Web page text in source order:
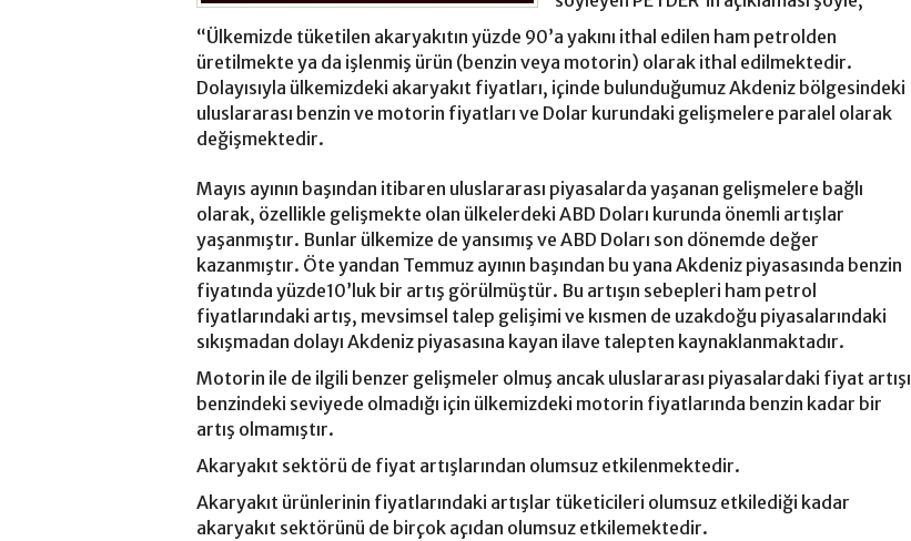
“Ülkemizde tüketilen akaryakıtın yüzde 90’a yakını ithal edilen ham petrolden
üretilmekte ya da işlenmiş ürün (benzin veya motorin) olarak ithal edilmektedir.
Dolayısıyla ülkemizdeki akaryakıt fiyatları, içinde bulunduğumuz Akdeniz bölgesindeki
uluslararası benzin ve motorin fiyatları ve Dolar kurundaki gelişmelere paralel olarak
değişmektedir.
Mayıs ayının başından itibaren uluslararası piyasalarda yaşanan gelişmelere bağlı
olarak, özellikle gelişmekte olan ülkelerdeki ABD Doları kurunda önemli artışlar
yaşanmıştır. Bunlar ülkemize de yansımış ve ABD Doları son dönemde değer
kazanmıştır. Öte yandan Temmuz ayının başından bu yana Akdeniz piyasasında benzin
fiyatında yüzde10’luk bir artış görülmüştür. Bu artışın sebepleri ham petrol
fiyatlarındaki artış, mevsimsel talep gelişimi ve kısmen de uzakdoğu piyasalarındaki
sıkışmadan dolayı Akdeniz piyasasına kayan ilave talepten kaynaklanmaktadır.
Motorin ile de ilgili benzer gelişmeler olmuş ancak uluslararası piyasalardaki fiyat artışı
benzindeki seviyede olmadığı için ülkemizdeki motorin fiyatlarında benzin kadar bir
artış olmamıştır.
Akaryakıt sektörü de fiyat artışlarından olumsuz etkilenmektedir.
Akaryakıt ürünlerinin fiyatlarındaki artışlar tüketicileri olumsuz etkilediği kadar
akaryakıt sektörünü de birçok açıdan olumsuz etkilemektedir.